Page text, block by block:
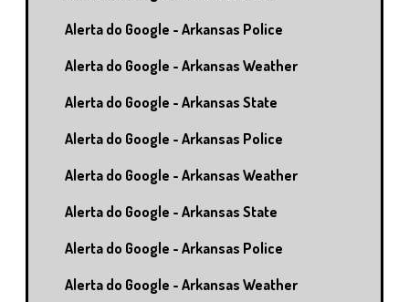
Alerta do Google - Arkansas Police
Alerta do Google - Arkansas Weather
Alerta do Google - Arkansas State
Alerta do Google - Arkansas Police
Alerta do Google - Arkansas Weather
Alerta do Google - Arkansas State
Alerta do Google - Arkansas Police
Alerta do Google - Arkansas Weather